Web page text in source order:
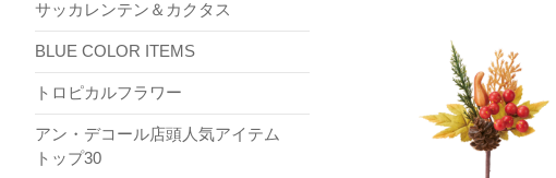
サッカレンテン＆カクタス
BLUE COLOR ITEMS
トロピカルフラワー
アン・デコール店頭人気アイテム
トップ30